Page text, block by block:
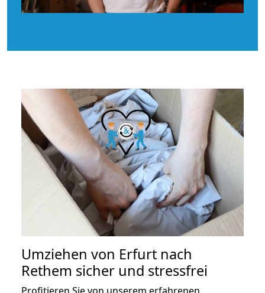
Umziehen von Erfurt nach
Rethem sicher und stressfrei